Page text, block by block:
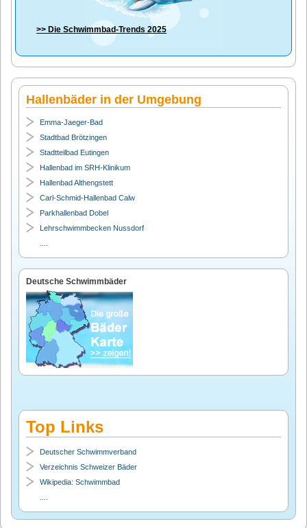
>> DieSchwimmbad-Trends 2025
Hallenbäder in der Umgebung
Emma-Jaeger-Bad
Stadtbad Brötzingen
Stadtteilbad Eutingen
Hallenbad im SRH-Klinikum
Hallenbad Althengstett
Carl-Schmid-Hallenbad Calw
Parkhallenbad Dobel
Lehrschwimmbecken Nussdorf
Deutsche Schwimmbäder
Top Links
Deutscher Schwimmverband
Verzeichnis Schweizer Bäder
Wikipedia: Schwimmbad